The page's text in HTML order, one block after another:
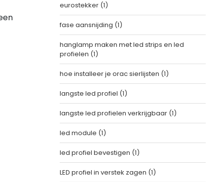
eurostekker (1)
fase aansnijding (1)
hanglamp maken met led strips en led
profielen (1)
hoe installeer je orac sierlijsten (1)
langste led profiel (1)
langste led profielen verkrijgbaar (1)
led module (1)
led profiel bevestigen (1)
LED profiel in verstek zagen (1)